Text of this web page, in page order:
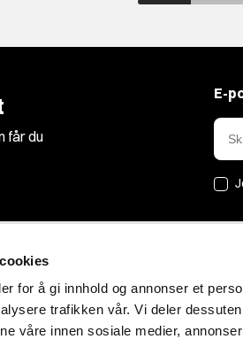
for å gi innhold og annonser et
trafikken vår. Vi deler
våre innen sosiale medier,
får du
E-